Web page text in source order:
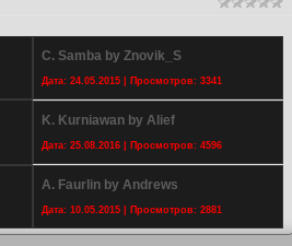
C. Samba by Znovik_S
Дата: 24.05.2015 | Просмотров: 3341
K. Kurniawan by Alief
Дата: 25.08.2016 | Просмотров: 4596
A. Faurlin by Andrews
Дата: 10.05.2015 | Просмотров: 2881